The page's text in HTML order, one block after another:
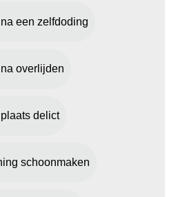
een zelfdoding
overlijden
delict
schoonmaken